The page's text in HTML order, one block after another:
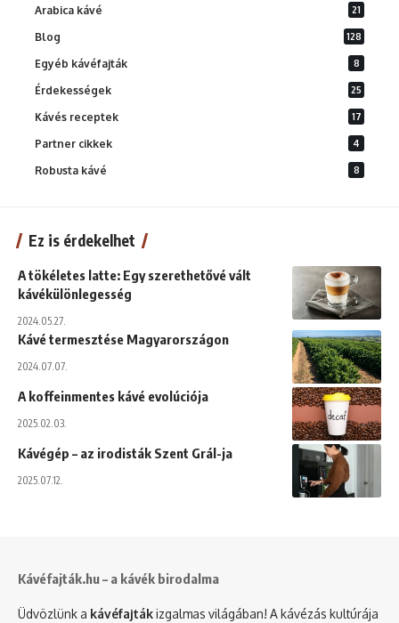
Arabica kávé 21
Blog 128
Egyéb kávéfajták 8
Érdekességek 25
Kávés receptek 17
Partner cikkek 4
Robusta kávé 8
Ez is érdekelhet
A tökéletes latte: Egy szerethetővé vált
kávékülönlegesség
2024.05.27.
Kávé termesztése Magyarországon
2024.07.07.
A koffeinmentes kávé evolúciója
2025.02.03.
Kávégép – az irodisták Szent Grál-ja
2025.07.12.
Kávéfajták.hu – a kávék birodalma
Üdvözlünk a kávéfajtákizgalmas világában! A kávézás kultúrája